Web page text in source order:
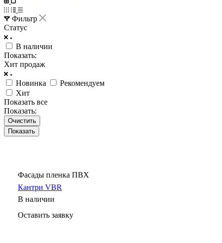
Фильтр
Статус
В наличии
Показать:
Хит продаж
Новинка
Рекомендуем
Хит
Показать все
Показать:
Очистить
Фасады пленка ПВХ
Кантри VBR
В наличии
Оставить заявку